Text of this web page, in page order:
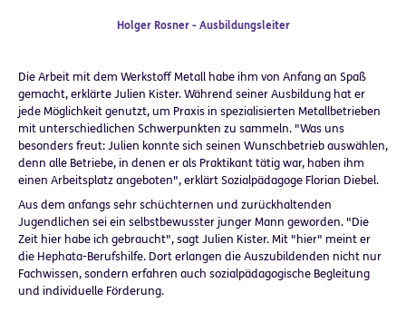
Holger Rosner - Ausbildungsleiter
Die Arbeit mit dem Werkstoff Metall habe ihm von Anfang an Spaß
gemacht, erklärte Julien Kister. Während seiner Ausbildung hat er
jede Möglichkeit genutzt, um Praxis in spezialisierten Metallbetrieben
mit unterschiedlichen Schwerpunkten zu sammeln. "Was uns
besonders freut: Julien konnte sich seinen Wunschbetrieb auswählen,
denn alle Betriebe, in denen er als Praktikant tätig war, haben ihm
einen Arbeitsplatz angeboten", erklärt Sozialpädagoge Florian Diebel.
Aus dem anfangs sehr schüchternen und zurückhaltenden
Jugendlichen sei ein selbstbewusster junger Mann geworden. "Die
Zeit hier habe ich gebraucht", sagt Julien Kister. Mit "hier" meint er
die Hephata-Berufshilfe. Dort erlangen die Auszubildenden nicht nur
Fachwissen, sondern erfahren auch sozialpädagogische Begleitung
und individuelle Förderung.